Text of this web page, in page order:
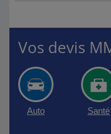
Vos devis
Auto Santé